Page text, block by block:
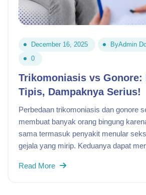
December 16, 2025 ByAdmin
0
Trikomoniasis vs Gonore:
Tipis, Dampaknya Serius!
Perbedaan trikomoniasis dan gonore
membuat banyak orang bingung
sama termasuk penyakit menular
gejala yang mirip. Keduanya dapat
Read More